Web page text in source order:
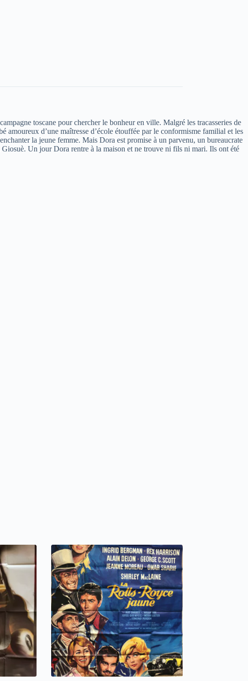
toscane pour chercher le bonheur en ville. Malgré les tracasseries de
d’une maîtresse d’école étouffée par le conformisme familial et les
la jeune femme. Mais Dora est promise à un parvenu, un bureaucrate
Un jour Dora rentre à la maison et ne trouve ni fils ni mari. Ils ont été